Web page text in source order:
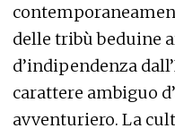
delle tribù beduine
d’indipendenza
carattere ambiguo
avventuriero. La